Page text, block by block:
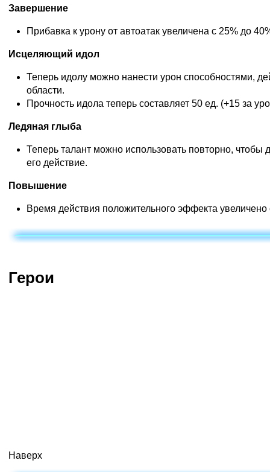
Завершение
Прибавка к урону от автоатак увеличена с 25% до
Исцеляющий идол
Теперь идолу можно нанести урон способностями,
области.
Прочность идола теперь составляет 50 ед. (+15 за
Ледяная глыба
Теперь талант можно использовать повторно, чтобы
его действие.
Повышение
Время действия положительного эффекта увеличено
Герои
Наверх